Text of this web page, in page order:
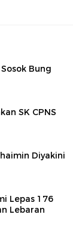
Bung
SK CPNS
Diyakini
Lepas 176
Lebaran